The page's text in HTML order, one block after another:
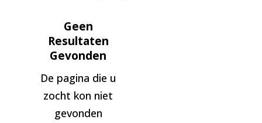
Geen
Resultaten
Gevonden
De pagina die u
zocht kon niet
gevonden